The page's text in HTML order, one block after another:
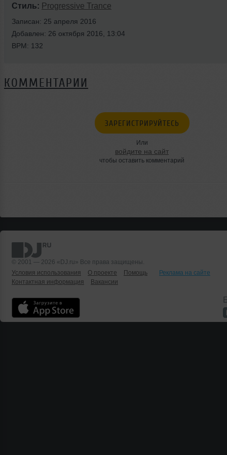
Стиль: Progressive Trance
Записан: 25 апреля 2016
Добавлен: 26 октября 2016, 13:04
BPM: 132
КОММЕНТАРИИ
ЗАРЕГИСТРИРУЙТЕСЬ
Или
войдите на сайт
чтобы оставить комментарий
© 2001 — 2026 «DJ.ru» Все права защищены.
Условия использования
О проекте Помощь
Реклама на сайте
Контактная информация
Вакансии